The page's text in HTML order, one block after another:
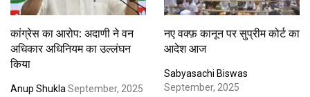
कांग्रेस का आरोप: अदाणी ने वन
अधिकार अधिनियम का उल्लंघन
किया
Anup Shukla September, 2025
नए वक्फ़ कानून पर सुप्रीम कोर्ट का
आदेश आज
Sabyasachi Biswas
September, 2025